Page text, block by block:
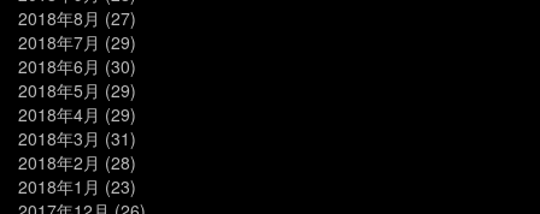
2018年8月 (27)
2018年7月 (29)
2018年6月 (30)
2018年5月 (29)
2018年4月 (29)
2018年3月 (31)
2018年2月 (28)
2018年1月 (23)